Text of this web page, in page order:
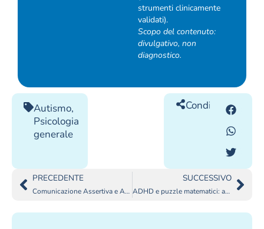
strumenti clinicamente
validati).
Scopo del contenuto:
divulgativo, non
diagnostico.
Autismo,
Psicologia
generale
Condividilo
PRECEDENTE
Comunicazione Assertiva e ADHD
SUCCESSIVO
ADHD e puzzle matematici: allenare la mente